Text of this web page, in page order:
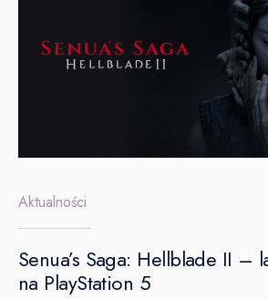
Aktualności
Senua’s Saga: Hellblade II –
na PlayStation 5